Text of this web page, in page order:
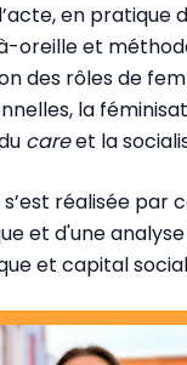
en pratique
oreille et
des rôles de
la
careet la
s’est réalisée
et d'une
et capital